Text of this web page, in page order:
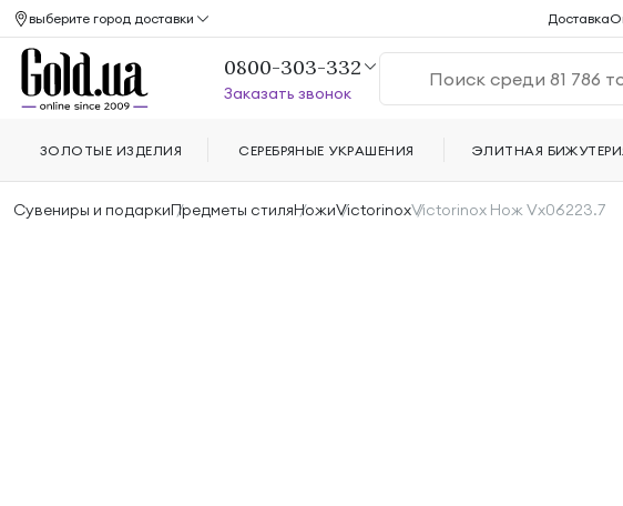
Сувениры и подаркиПредметы стиляНожиVictorinoxVictorinox Нож Vx06223.7
выберите город доставки Доставка
0800-303-332
Заказать звонок
ЗОЛОТЫЕ ИЗДЕЛИЯ СЕРЕБРЯНЫЕ УКРАШЕНИЯ ЭЛИТНАЯ